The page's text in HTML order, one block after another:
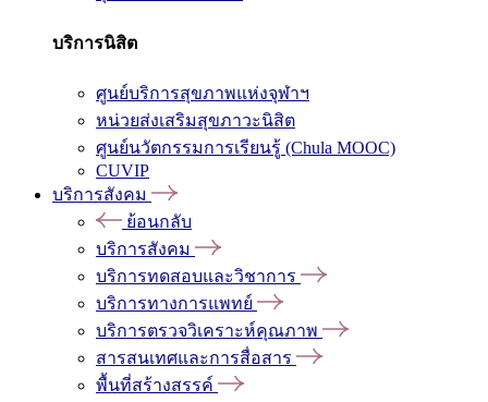
บริการนิสิต
ศูนย์บริการสุขภาพแห่งจุฬาฯ
หน่วยส่งเสริมสุขภาวะนิสิต
ศูนย์นวัตกรรมการเรียนรู้ (Chula MOOC)
CUVIP
บริการสังคม
ย้อนกลับ
บริการสังคม
บริการทดสอบและวิชาการ
บริการทางการแพทย์
บริการตรวจวิเคราะห์คุณภาพ
สารสนเทศและการสื่อสาร
พื้นที่สร้างสรรค์